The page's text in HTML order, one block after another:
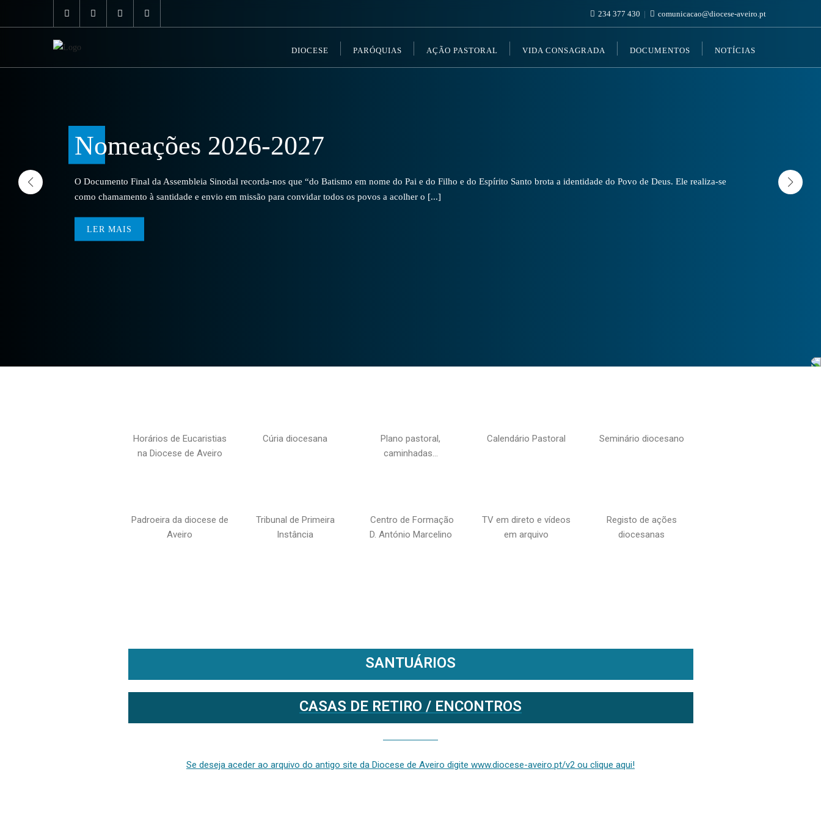
234 377 430 comunicacao@diocese-aveiro.pt
DIOCESE PARÓQUIAS AÇÃO PASTORAL VIDA CONSAGRADA DOCUMENTOS NOTÍCIAS
Nomeações 2026-2027
O Documento Final da Assembleia Sinodal recorda-nos que “do Batismo em nome do Pai e do Filho e do Espírito Santo brota a identidade do Povo de Deus. Ele realiza-se
como chamamento à santidade e envio em missão para convidar todos os povos a acolher o [...]
LER MAIS
Horários de Eucaristias
na Diocese de Aveiro
Cúria diocesana
Plano pastoral,
caminhadas…
Calendário Pastoral Seminário diocesano
Padroeira da diocese de
Aveiro
Tribunal de Primeira
Instância
Centro de Formação
D. António Marcelino
TV em direto e vídeos
em arquivo
Registo de ações
diocesanas
SANTUÁRIOS
CASAS DE RETIRO / ENCONTROS
Se deseja aceder ao arquivo do antigo site da Diocese de Aveiro digite www.diocese-aveiro.pt/v2 ou clique aqui!